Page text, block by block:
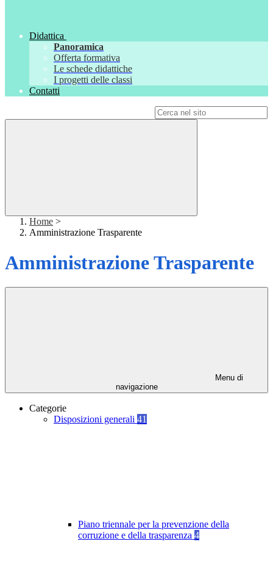
Didattica
Panoramica
Offerta formativa
Le schede didattiche
I progetti delle classi
Contatti
Home >
Amministrazione Trasparente
Amministrazione Trasparente
Menu di
navigazione
Categorie
Disposizioni generali 41
Piano triennale per la prevenzione della
corruzione e della trasparenza 4